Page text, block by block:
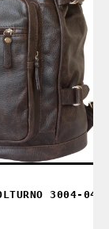
3004-